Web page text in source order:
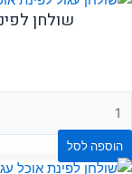
שולחן
הוספה לסל